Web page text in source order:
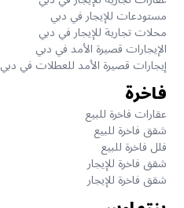
مستودعات للإيجار في دبي
محلات تجارية للإيجار في دبي
الإيجارات قصيرة الأمد في دبي
إيجارات قصيرة الأمد للعطلات في دبي
فاخرة
عقارات فاخرة للبيع
شقق فاخرة للبيع
فلل فاخرة للبيع
شقق فاخرة للإيجار
شقق فاخرة للإيجار